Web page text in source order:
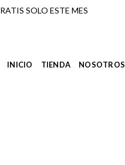
SOLO ESTE MES
INICIO TIENDA NOSOTROS